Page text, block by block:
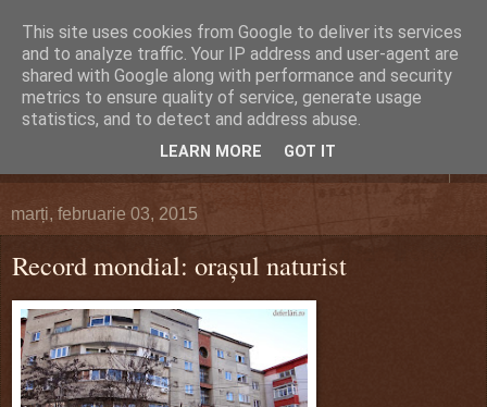
DEFERLĂRI
Despre şi pentru Bacău. Totul la obiect.
marți, februarie 03, 2015
Record mondial: oraşul naturist
This site uses cookies from Google to deliver its services
and to analyze traffic. Your IP address and user-agent are
shared with Google along with performance and security
metrics to ensure quality of service, generate usage
statistics, and to detect and address abuse.
LEARN MORE GOT IT